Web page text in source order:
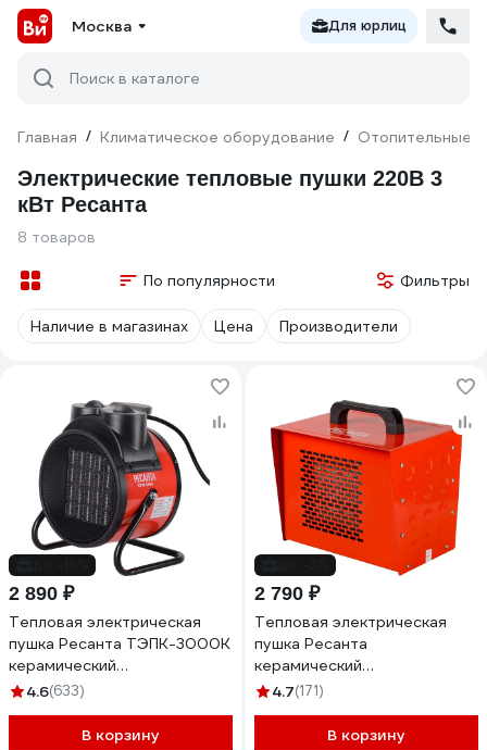
Москва Для юрлиц
Поиск в каталоге
Главная / Климатическое оборудование / Отопительные
Электрические тепловые пушки 220В 3
кВт Ресанта
8 товаров
По популярности Фильтры
Наличие в магазинах Цена Производители
2 890 ₽
Тепловая электрическая
пушка Ресанта ТЭПК-3000K
керамический
нагревательный элемент,
4.6(633)
В корзину
2 790 ₽
Тепловая электрическая
пушка Ресанта
керамический
нагревательный элемент
4.7(171)
В корзину